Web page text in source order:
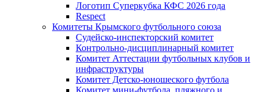
Логотип Суперкубка КФС 2026 года
Respect
Комитеты Крымского футбольного союза
Судейско-инспекторский комитет
Контрольно-дисциплинарный комитет
Комитет Аттестации футбольных клубов и
инфраструктуры
Комитет Детско-юношеского футбола
Комитет мини-футбола, пляжного и